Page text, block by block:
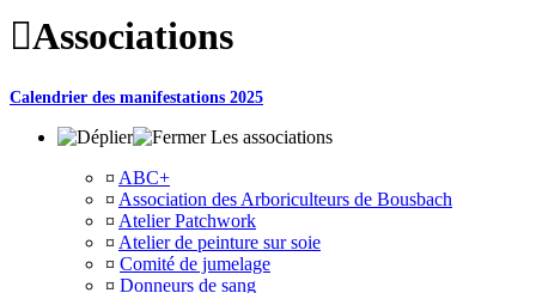
Associations
Calendrier des manifestations 2025
Les associations
¤ ABC+
¤ Association des Arboriculteurs de Bousbach
¤ Atelier Patchwork
¤ Atelier de peinture sur soie
¤ Comité de jumelage
¤ Donneurs de sang